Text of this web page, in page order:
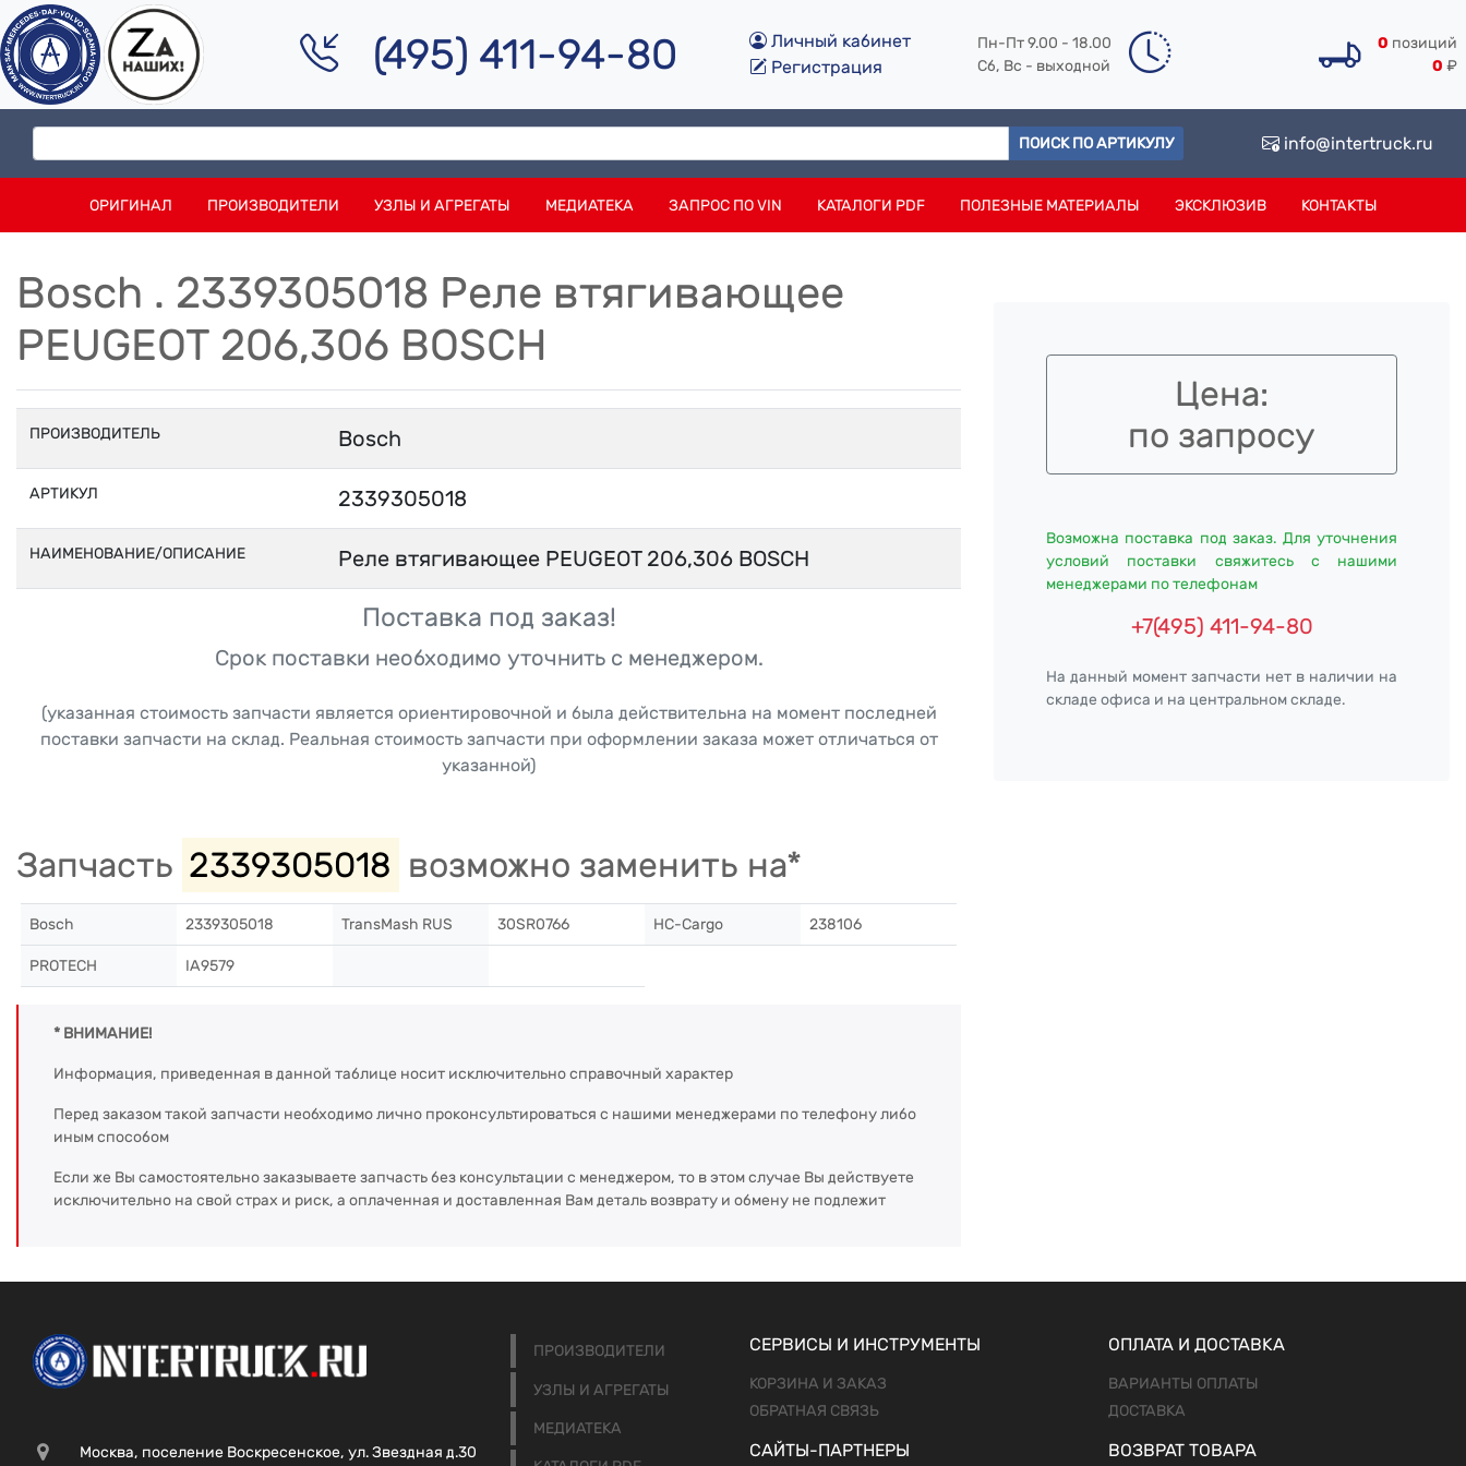
(495) 411-94-80
Личный кабинет
Регистрация
Пн-Пт 9.00 - 18.00
Сб, Вс - выходной
0 позиций
0 ₽
ПОИСК ПО АРТИКУЛУ info@intertruck.ru
ОРИГИНАЛ ПРОИЗВОДИТЕЛИ УЗЛЫ И АГРЕГАТЫ МЕДИАТЕКА ЗАПРОС ПО VIN КАТАЛОГИ PDF ПОЛЕЗНЫЕ МАТЕРИАЛЫ ЭКСКЛЮЗИВ КОНТАКТЫ
Bosch . 2339305018 Реле втягивающее
PEUGEOT 206,306 BOSCH
ПРОИЗВОДИТЕЛЬ Bosch
АРТИКУЛ 2339305018
НАИМЕНОВАНИЕ/ОПИСАНИЕ Реле втягивающее PEUGEOT 206,306 BOSCH
Поставка под заказ!
Срок поставки необходимо уточнить с менеджером.
(указанная стоимость запчасти является ориентировочной и была действительна на момент последней
поставки запчасти на склад. Реальная стоимость запчасти при оформлении заказа может отличаться от
указанной)
Запчасть 2339305018 возможно заменить на*
Bosch 2339305018 TransMash RUS 30SR0766 HC-Cargo 238106
PROTECH IA9579
* ВНИМАНИЕ!
Информация, приведенная в данной таблице носит исключительно справочный характер
Перед заказом такой запчасти необходимо лично проконсультироваться с нашими менеджерами по телефону либо
иным способом
Если же Вы самостоятельно заказываете запчасть без консультации с менеджером, то в этом случае Вы действуете
исключительно на свой страх и риск, а оплаченная и доставленная Вам деталь возврату и обмену не подлежит
Цена:
по запросу
Возможна поставка под заказ. Для уточнения
условий поставки свяжитесь с нашими
менеджерами по телефонам
+7(495) 411-94-80
На данный момент запчасти нет в наличии на
складе офиса и на центральном складе.
Москва, поселение Воскресенское, ул. Звездная д.30
ПРОИЗВОДИТЕЛИ
УЗЛЫ И АГРЕГАТЫ
МЕДИАТЕКА
СЕРВИСЫ И ИНСТРУМЕНТЫ
КОРЗИНА И ЗАКАЗ
ОБРАТНАЯ СВЯЗЬ
САЙТЫ-ПАРТНЕРЫ
ОПЛАТА И ДОСТАВКА
ВАРИАНТЫ ОПЛАТЫ
ДОСТАВКА
ВОЗВРАТ ТОВАРА